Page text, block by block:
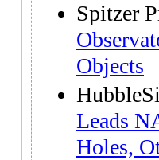
Spitzer
Objects
Leads
Holes,